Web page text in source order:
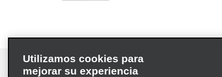
Utilizamos cookies para
mejorar su experiencia